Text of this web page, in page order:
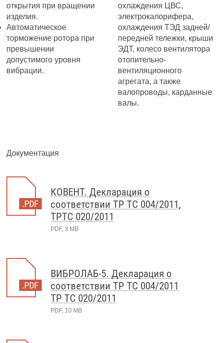
открытия при вращении
изделия.
Автоматическое
торможение ротора при
превышении
допустимого уровня
вибрации.
охлаждения ЦВС,
электрокалорифера,
охлаждения ТЭД задней/
передней тележки, крыши
ЭДТ, колесо вентилятора
отопительно-
вентиляционного
агрегата, а также
валопроводы, карданные
валы.
Документация
КОВЕНТ. Декларация о
соответствии ТР ТС 004/2011,
ТРТС 020/2011
PDF, 3 MB
ВИБРОЛАБ-5. Декларация о
соответствии ТР ТС 004/2011
ТР ТС 020/2011
PDF, 10 MB